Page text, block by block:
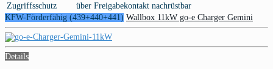
Zugriffsschutz
über Freigabekontakt nachrüstbar
KFW-Förderfähig (439+440+441) Wallbox 11kW go-e Charger Gemini
Details